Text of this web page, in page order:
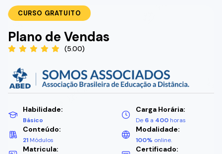
CURSO GRATUITO
Plano de Vendas
(5.00)
Habilidade:
Básico
Carga Horária:
De 6 a 400 horas
Conteúdo:
21 Módulos
Modalidade:
100% online.
Matricula: Certificado: